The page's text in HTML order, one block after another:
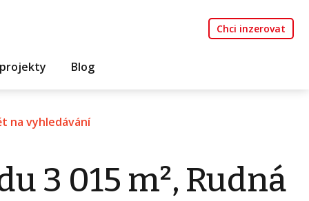
Chci inzerovat
Blog
na vyhledávání
3 015 m², Rudná